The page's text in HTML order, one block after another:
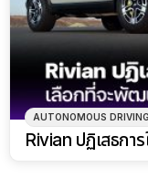
AUTONOMOUS DRIVING
Rivian ปฏิเสธกา